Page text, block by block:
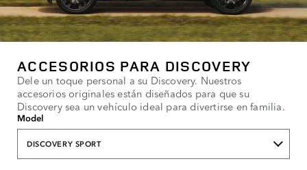
ACCESORIOS PARA DISCOVERY
Dele un toque personal a su Discovery. Nuestros
accesorios originales están diseñados para que su
Discovery sea un vehículo ideal para divertirse en familia.
Model
DISCOVERY SPORT